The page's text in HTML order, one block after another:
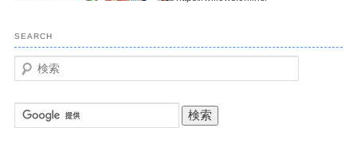
SEARCH
検
索